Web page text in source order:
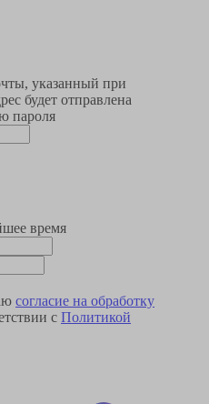
указанный при
будет отправлена
пароля
время
согласие на обработку
с Политикой